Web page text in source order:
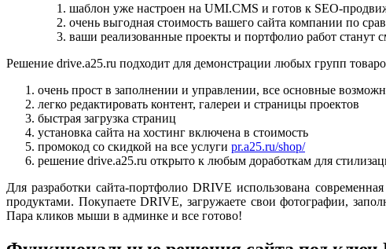
шаблон уже настроен на UMI.CMS и готов к SEO-
очень выгодная стоимость вашего сайта компании по
ваши реализованные проекты и портфолио работ станут
Решение drive.a25.ru подходит для демонстрации любых групп
очень прост в заполнении и управлении, все основные
легко редактировать контент, галереи и страницы проектов
быстрая загрузка страниц
установка сайта на хостинг включена в стоимость
промокод со скидкой на все услуги pr.a25.ru/shop/
решение drive.a25.ru открыто к любым доработкам для
Для разработки сайта-портфолио DRIVE использована
продуктами. Покупаете DRIVE, загружаете свои фотографии,
Пара кликов мыши в админке и все готово!